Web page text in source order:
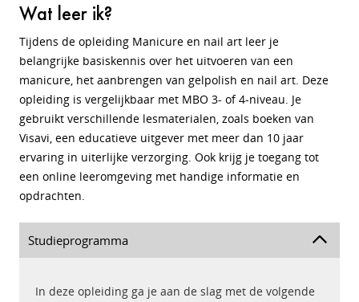
Wat leer ik?
Tijdens de opleiding Manicure en nail art leer je
belangrijke basiskennis over het uitvoeren van een
manicure, het aanbrengen van gelpolish en nail art. Deze
opleiding is vergelijkbaar met MBO 3- of 4-niveau. Je
gebruikt verschillende lesmaterialen, zoals boeken van
Visavi, een educatieve uitgever met meer dan 10 jaar
ervaring in uiterlijke verzorging. Ook krijg je toegang tot
een online leeromgeving met handige informatie en
opdrachten.
Studieprogramma
In deze opleiding ga je aan de slag met de volgende